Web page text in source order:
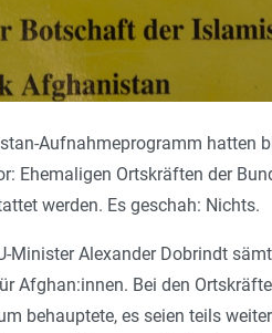
Auf­nah­me­pro­gramm hatten
Ehemaligen Ortskräften der
werden. Es geschah: Nichts.
Minister Alexander Dobrindt
Afghan:innen. Bei den
behauptete, es seien teils